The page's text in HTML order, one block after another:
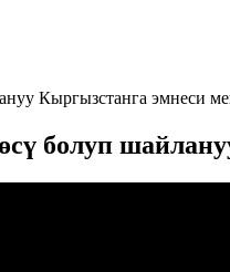
Кыргызстанга эмнеси
болуп